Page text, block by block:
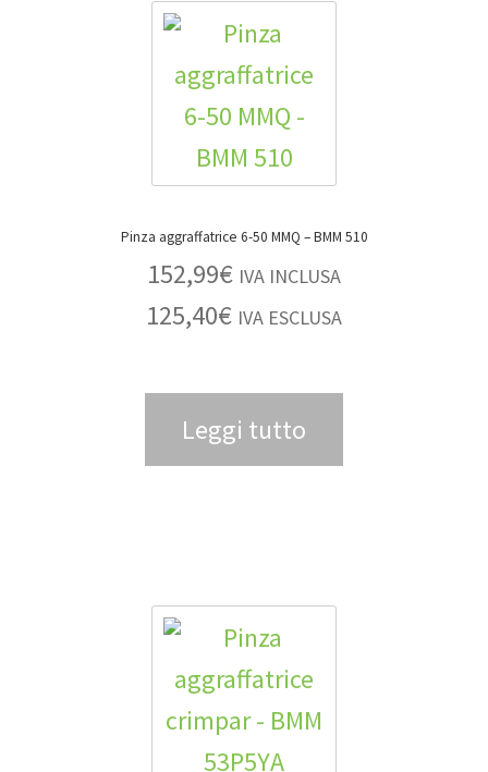
Pinza aggraffatrice 6-50 MMQ – BMM 510
152,99€ IVA INCLUSA
125,40€ IVA ESCLUSA
Leggi tutto